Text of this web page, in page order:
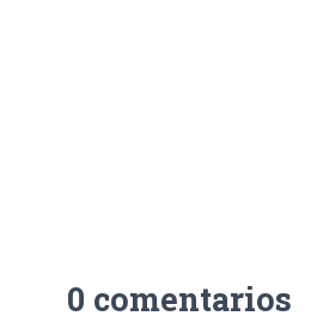
0 comentarios